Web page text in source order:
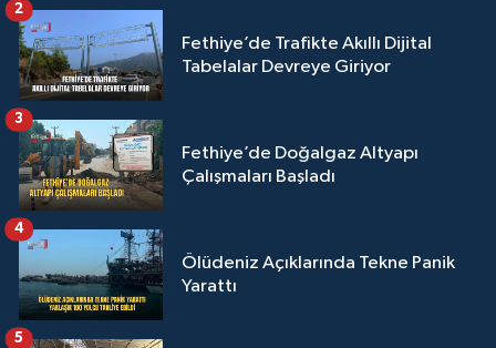
Fethiye’de Trafikte Akıllı Dijital
Tabelalar Devreye Giriyor
2
Fethiye’de Doğalgaz Altyapı
Çalışmaları Başladı
3
Ölüdeniz Açıklarında Tekne Panik
Yarattı
4
5